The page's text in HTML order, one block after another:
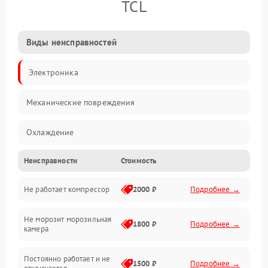
TCL
Виды неисправностей
Электроника
Механические повреждения
Охлаждение
Механика
Электропитание
Дренаж
Неисправности Стоимость
Не работает компрессор 2000 ₽ Подробнее →
Не морозит морозильная
камера
1800 ₽ Подробнее →
Постоянно работает и не
1500 ₽ Подробнее →